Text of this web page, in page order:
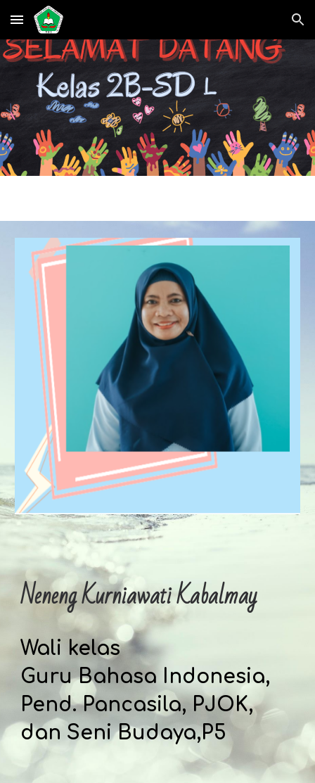
Skip to main content Skip to navigation
Neneng Kurniawati Kabalmay
Wali kelas
Guru Bahasa Indonesia,
Pend. Pancasila, PJOK,
dan Seni Budaya,P5